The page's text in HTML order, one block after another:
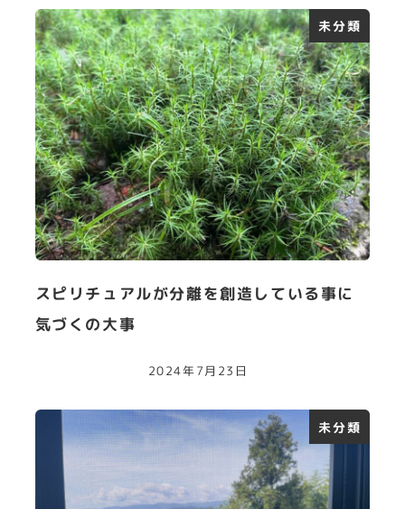
未分類
スピリチュアルが分離を創造している事に
気づくの大事
2024年7月23日
未分類